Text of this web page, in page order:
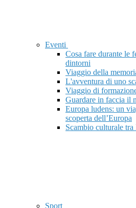
Eventi
Cosa fare durante le
dintorni
Viaggio della
L'avventura di uno
Viaggio di
Guardare in faccia il
Europa ludens: un
scoperta dell’Europa
Scambio culturale tra
Sport